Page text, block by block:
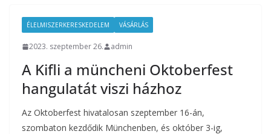
ÉLELMISZERKERESKEDELEM VÁSÁRLÁS
2023. szeptember 26. admin
A Kifli a müncheni Oktoberfest
hangulatát viszi házhoz
Az Oktoberfest hivatalosan szeptember 16-án,
szombaton kezdődik Münchenben, és október 3-ig,